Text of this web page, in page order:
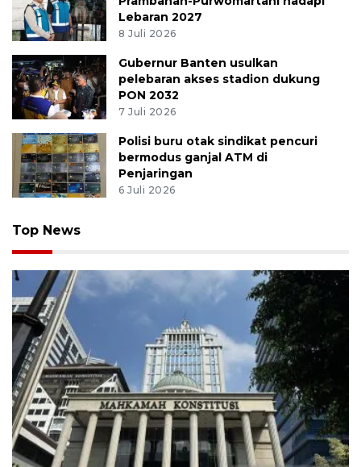
Lebaran 2027
8 Juli 2026
Gubernur Banten usulkan
pelebaran akses stadion dukung
PON 2032
7 Juli 2026
Polisi buru otak sindikat pencuri
bermodus ganjal ATM di
Penjaringan
6 Juli 2026
Top News